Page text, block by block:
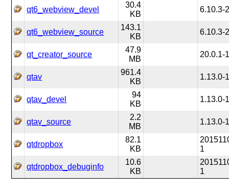
qt6_webview_devel
30.4
KB
6.10.3-
qt6_webview_source
143.1
KB
6.10.3-
qt_creator_source
47.9
MB
20.0.1-
qtav
961.4
KB
1.13.0-
qtav_devel
94
KB
1.13.0-
qtav_source
2.2
MB
1.13.0-
qtdropbox
82.1
KB
1
qtdropbox_debuginfo
10.6
KB
1